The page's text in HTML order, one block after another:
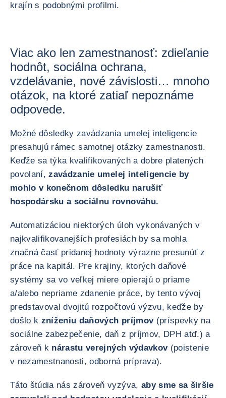
krajín s podobnými profilmi.
Viac ako len zamestnanosť: zdieľanie
hodnôt, sociálna ochrana,
vzdelávanie, nové závislosti… mnoho
otázok, na ktoré zatiaľ nepoznáme
odpovede.
Možné dôsledky zavádzania umelej inteligencie
presahujú rámec samotnej otázky zamestnanosti.
Keďže sa týka kvalifikovaných a dobre platených
povolaní,zavádzanie umelej inteligencie by
mohlo v konečnom dôsledku narušiť
hospodársku a sociálnu rovnováhu.
Automatizáciou niektorých úloh vykonávaných v
najkvalifikovanejších profesiách by sa mohla
značná časť pridanej hodnoty výrazne presunúť z
práce na kapitál. Pre krajiny, ktorých daňové
systémy sa vo veľkej miere opierajú o priame
a/alebo nepriame zdanenie práce, by tento vývoj
predstavoval dvojitú rozpočtovú výzvu, keďže by
došlo k zníženiu daňových príjmov (príspevky na
sociálne zabezpečenie, daň z príjmov, DPH atď.) a
zároveň k nárastu verejných výdavkov(poistenie
v nezamestnanosti, odborná príprava).
Táto štúdia nás zároveň vyzýva, aby sme sa širšie